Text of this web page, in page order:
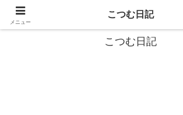
カタツムリから学ぶスローライフ🎓『こつ
こつむ日記
メニュー
こつむ日記